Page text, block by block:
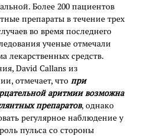
Более 200 пациентов
препараты в течение трех
во время последнего
ученые отмечали
лекарственных средств.
David Callans из
отмечает, что при
аритмии возможна
препаратов, однако
регулярное наблюдение у
пульса со стороны